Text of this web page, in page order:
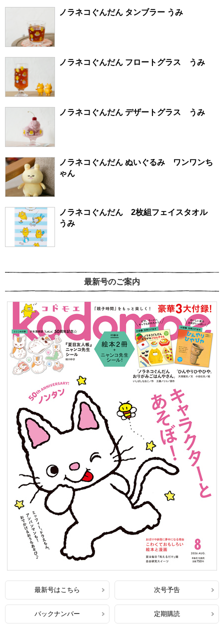
ノラネコぐんだん タンブラー うみ
ノラネコぐんだん フロートグラス うみ
ノラネコぐんだん デザートグラス うみ
ノラネコぐんだん ぬいぐるみ ワンワンち
ゃん
ノラネコぐんだん 2枚組フェイスタオル
うみ
最新号のご案内
最新号はこちら 次号予告
バックナンバー 定期購読